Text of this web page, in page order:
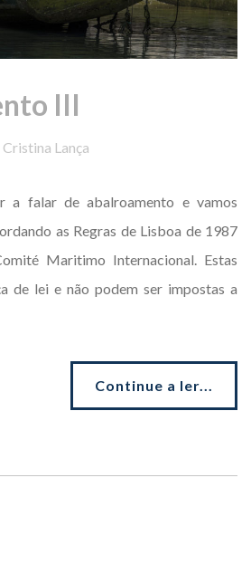
III
Cristina Lança
a falar de abalroamento e vamos
as Regras de Lisboa de 1987
Maritimo Internacional. Estas
de lei e não podem ser impostas a
Continue a ler...